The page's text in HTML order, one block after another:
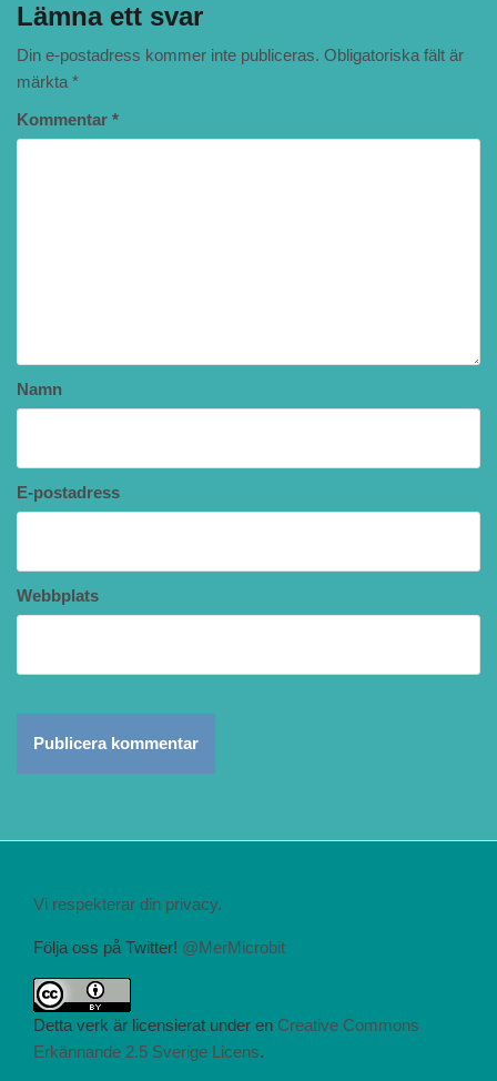
Lämna ett svar
Din e-postadress kommer inte publiceras. Obligatoriska fält är
märkta*
Kommentar *
Namn
E-postadress
Webbplats
Vi respekterar din privacy.
Följa oss på Twitter! @MerMicrobit
Detta verk är licensierat under en Creative Commons
Erkännande 2.5 Sverige Licens.